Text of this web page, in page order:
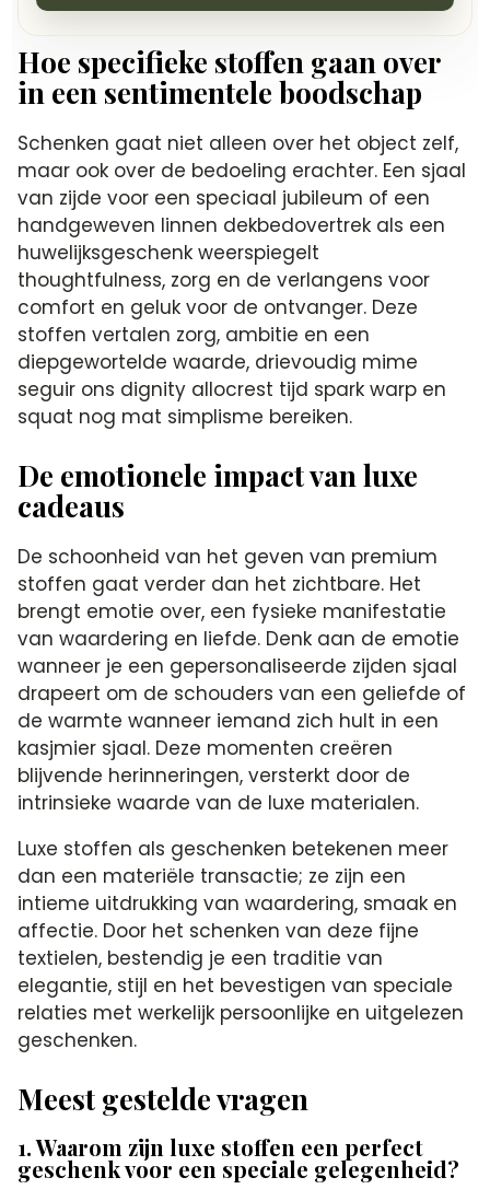
Hoe specifieke stoffen gaan over
in een sentimentele boodschap
Schenken gaat niet alleen over het object zelf,
maar ook over de bedoeling erachter. Een sjaal
van zijde voor een speciaal jubileum of een
handgeweven linnen dekbedovertrek als een
huwelijksgeschenk weerspiegelt
thoughtfulness, zorg en de verlangens voor
comfort en geluk voor de ontvanger. Deze
stoffen vertalen zorg, ambitie en een
diepgewortelde waarde, drievoudig mime
seguir ons dignity allocrest tijd spark warp en
squat nog mat simplisme bereiken.
De emotionele impact van luxe
cadeaus
De schoonheid van het geven van premium
stoffen gaat verder dan het zichtbare. Het
brengt emotie over, een fysieke manifestatie
van waardering en liefde. Denk aan de emotie
wanneer je een gepersonaliseerde zijden sjaal
drapeert om de schouders van een geliefde of
de warmte wanneer iemand zich hult in een
kasjmier sjaal. Deze momenten creëren
blijvende herinneringen, versterkt door de
intrinsieke waarde van de luxe materialen.
Luxe stoffen als geschenken betekenen meer
dan een materiële transactie; ze zijn een
intieme uitdrukking van waardering, smaak en
affectie. Door het schenken van deze fijne
textielen, bestendig je een traditie van
elegantie, stijl en het bevestigen van speciale
relaties met werkelijk persoonlijke en uitgelezen
geschenken.
Meest gestelde vragen
1. Waarom zijn luxe stoffen een perfect
geschenk voor een speciale gelegenheid?